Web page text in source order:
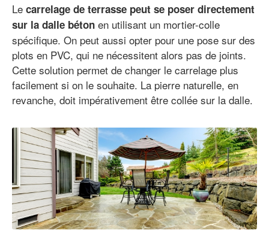
Le carrelage de terrasse peut se poser directement
sur la dalle béton en utilisant un mortier-colle
spécifique. On peut aussi opter pour une pose sur des
plots en PVC, qui ne nécessitent alors pas de joints.
Cette solution permet de changer le carrelage plus
facilement si on le souhaite. La pierre naturelle, en
revanche, doit impérativement être collée sur la dalle.